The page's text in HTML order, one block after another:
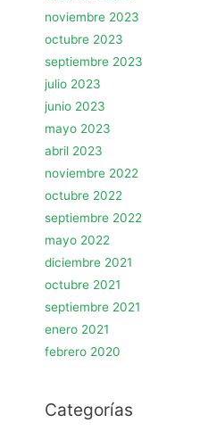
noviembre 2023
octubre 2023
septiembre 2023
julio 2023
junio 2023
mayo 2023
abril 2023
noviembre 2022
octubre 2022
septiembre 2022
mayo 2022
diciembre 2021
octubre 2021
septiembre 2021
enero 2021
febrero 2020
Categorías